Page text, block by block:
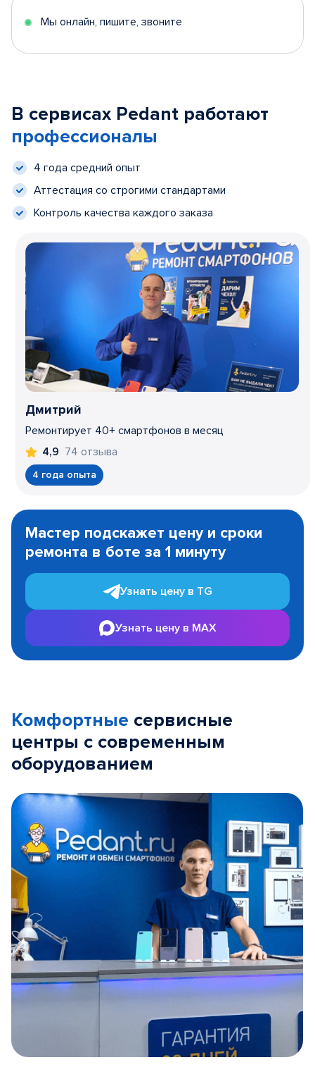
Мы онлайн, пишите, звоните
В сервисах Pedant работают
профессионалы
4 года средний опыт
Аттестация со строгими стандартами
Контроль качества каждого заказа
Дмитрий
Ремонтирует 40+ смартфонов в месяц
4,9 74 отзыва
4 года опыта
1
Мастер подскажет цену и сроки
ремонта в боте за 1 минуту
Узнать цену в TG
Узнать цену в MAX
Комфортные сервисные
центры с современным
оборудованием